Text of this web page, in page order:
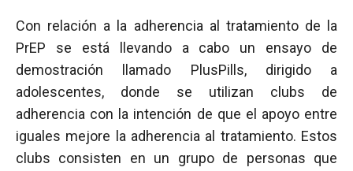
Con relación a la adherencia al tratamiento de la
PrEP se está llevando a cabo un ensayo de
demostración llamado PlusPills, dirigido a
adolescentes, donde se utilizan clubs de
adherencia con la intención de que el apoyo entre
iguales mejore la adherencia al tratamiento. Estos
clubs consisten en un grupo de personas que